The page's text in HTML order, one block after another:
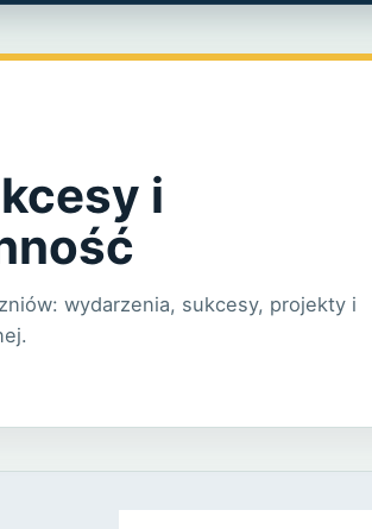
i
wydarzenia, sukcesy, projekty i